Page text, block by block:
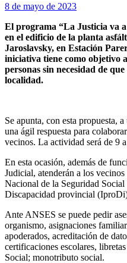
8 de mayo de 2023
El programa “La Justicia va
en el edificio de la planta
Jaroslavsky, en Estación
iniciativa tiene como objetivo
personas sin necesidad de
localidad.
Se apunta, con esta propuesta,
una ágil respuesta para
vecinos. La actividad será de 9
En esta ocasión, además de
Judicial, atenderán a los
Nacional de la Seguridad
Discapacidad provincial
Ante ANSES se puede pedir
organismo, asignaciones
apoderados, acreditación de
certificaciones escolares,
Social; monotributo social.